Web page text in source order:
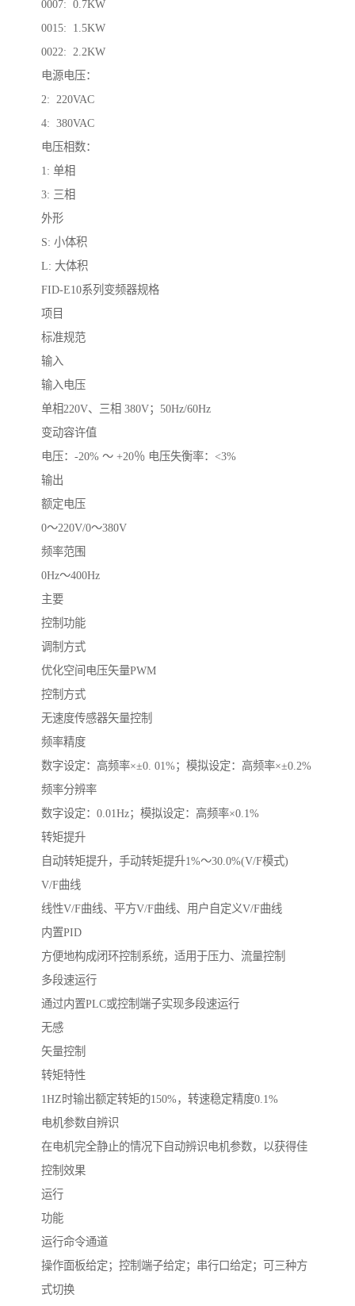
0007: 0.7KW
0015: 1.5KW
0022: 2.2KW
电源电压：
2: 220VAC
4: 380VAC
电压相数：
1: 单相
3: 三相
外形
S: 小体积
L: 大体积
FID-E10系列变频器规格
项目
标准规范
输入
输入电压
单相220V、三相 380V；50Hz/60Hz
变动容许值
电压：-20% ～ +20％ 电压失衡率：<3%
输出
额定电压
0～220V/0～380V
频率范围
0Hz～400Hz
主要
控制功能
调制方式
优化空间电压矢量PWM
控制方式
无速度传感器矢量控制
频率精度
数字设定：高频率×±0. 01%；模拟设定：高频率×±0.2%
频率分辨率
数字设定：0.01Hz；模拟设定：高频率×0.1%
转矩提升
自动转矩提升，手动转矩提升1%～30.0%(V/F模式)
V/F曲线
线性V/F曲线、平方V/F曲线、用户自定义V/F曲线
内置PID
方便地构成闭环控制系统，适用于压力、流量控制
多段速运行
通过内置PLC或控制端子实现多段速运行
无感
矢量控制
转矩特性
1HZ时输出额定转矩的150%，转速稳定精度0.1%
电机参数自辨识
在电机完全静止的情况下自动辨识电机参数，以获得佳
控制效果
运行
功能
运行命令通道
操作面板给定；控制端子给定；串行口给定；可三种方
式切换